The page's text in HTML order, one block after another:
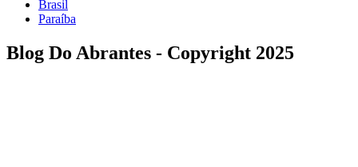
Brasil
Paraíba
Blog Do Abrantes - Copyright 2025